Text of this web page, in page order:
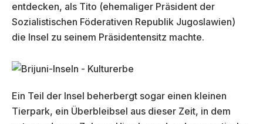
entdecken, als Tito (ehemaliger Präsident der
Sozialistischen Föderativen Republik Jugoslawien)
die Insel zu seinem Präsidentensitz machte.
Ein Teil der Insel beherbergt sogar einen kleinen
Tierpark, ein Überbleibsel aus dieser Zeit, in dem